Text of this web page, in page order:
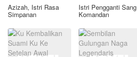
Azizah, Istri Rasa
Simpanan
Istri Pengganti Sang
Komandan